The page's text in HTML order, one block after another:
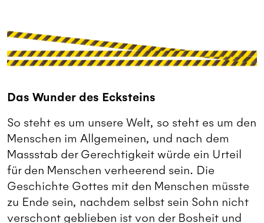
Das Wunder des Ecksteins
So steht es um unsere Welt, so steht es um den
Menschen im Allgemeinen, und nach dem
Massstab der Gerechtigkeit würde ein Urteil
für den Menschen verheerend sein. Die
Geschichte Gottes mit den Menschen müsste
zu Ende sein, nachdem selbst sein Sohn nicht
verschont geblieben ist von der Bosheit und